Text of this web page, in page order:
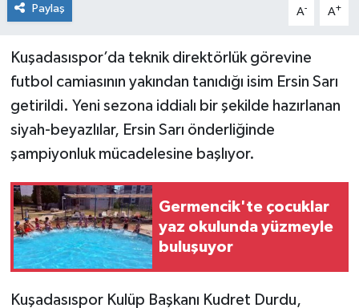
Paylaş A- A+
Kuşadasıspor’da teknik direktörlük görevine
futbol camiasının yakından tanıdığı isim Ersin Sarı
getirildi. Yeni sezona iddialı bir şekilde hazırlanan
siyah-beyazlılar, Ersin Sarı önderliğinde
şampiyonluk mücadelesine başlıyor.
Germencik'te çocuklar
yaz okulunda yüzmeyle
buluşuyor
Kuşadasıspor Kulüp Başkanı Kudret Durdu,